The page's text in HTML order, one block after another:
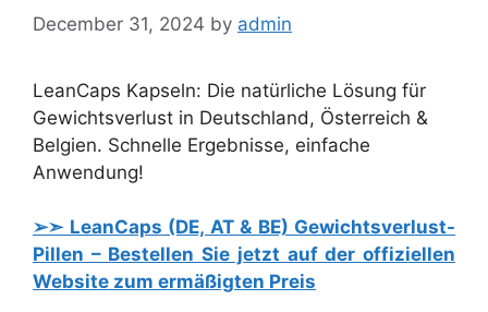
December 31, 2024 by admin
LeanCaps Kapseln: Die natürliche Lösung für
Gewichtsverlust in Deutschland, Österreich &
Belgien. Schnelle Ergebnisse, einfache
Anwendung!
➢➣ LeanCaps (DE, AT & BE) Gewichtsverlust-
Pillen – Bestellen Sie jetzt auf der offiziellen
Website zum ermäßigten Preis